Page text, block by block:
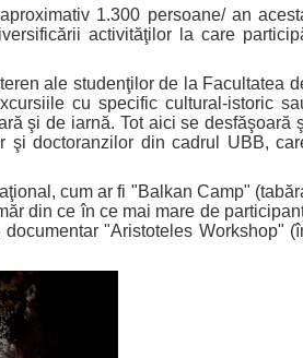
1.300 persoane/ an
activităţilor la care
ale studenţilor de la Facultatea
cu specific cultural-istoric
şi de iarnă. Tot aici se desfăşoară
şi doctoranzilor din cadrul UBB,
cum ar fi "Balkan Camp"
din ce în ce mai mare de
"Aristoteles Workshop"